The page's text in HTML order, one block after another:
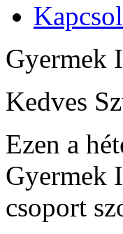
Gyermek
Kedves
Ezen a
Gyermek
csoport